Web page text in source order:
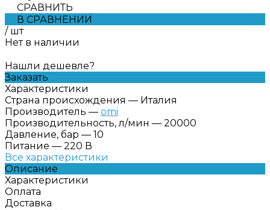
СРАВНИТЬ
В СРАВНЕНИИ
/ шт
Нет в наличии
Нашли дешевле?
Заказать
Характеристики
Страна происхождения — Италия
Производитель — omi
Производительность, л/мин — 20000
Давление, бар — 10
Питание — 220 В
Все характеристики
Описание
Характеристики
Оплата
Доставка